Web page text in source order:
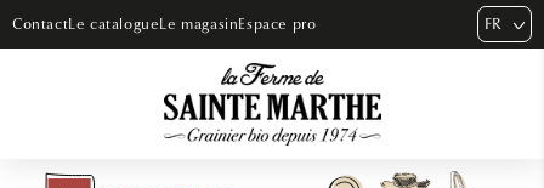
ET PASSER
ContactLe catalogueLe magasinEspace pro FR